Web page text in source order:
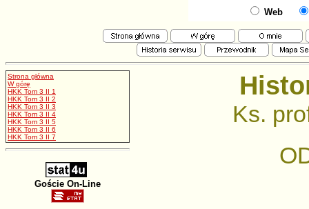
Web
Strona główna
W górę
HKK Tom 3 II 1
HKK Tom 3 II 2
HKK Tom 3 II 3
HKK Tom 3 II 4
HKK Tom 3 II 5
HKK Tom 3 II 6
HKK Tom 3 II 7
Goście On-Line
Ks.